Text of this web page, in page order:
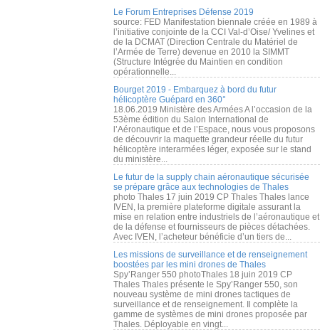
Le Forum Entreprises Défense 2019
source: FED Manifestation biennale créée en 1989 à
l’initiative conjointe de la CCI Val-d’Oise/ Yvelines et
de la DCMAT (Direction Centrale du Matériel de
l’Armée de Terre) devenue en 2010 la SIMMT
(Structure Intégrée du Maintien en condition
opérationnelle...
Bourget 2019 - Embarquez à bord du futur
hélicoptère Guépard en 360°
18.06.2019 Ministère des Armées A l’occasion de la
53ème édition du Salon International de
l’Aéronautique et de l’Espace, nous vous proposons
de découvrir la maquette grandeur réelle du futur
hélicoptère interarmées léger, exposée sur le stand
du ministère...
Le futur de la supply chain aéronautique sécurisée
se prépare grâce aux technologies de Thales
photo Thales 17 juin 2019 CP Thales Thales lance
IVEN, la première plateforme digitale assurant la
mise en relation entre industriels de l’aéronautique et
de la défense et fournisseurs de pièces détachées.
Avec IVEN, l’acheteur bénéficie d’un tiers de...
Les missions de surveillance et de renseignement
boostées par les mini drones de Thales
Spy’Ranger 550 photoThales 18 juin 2019 CP
Thales Thales présente le Spy’Ranger 550, son
nouveau système de mini drones tactiques de
surveillance et de renseignement. Il complète la
gamme de systèmes de mini drones proposée par
Thales. Déployable en vingt...